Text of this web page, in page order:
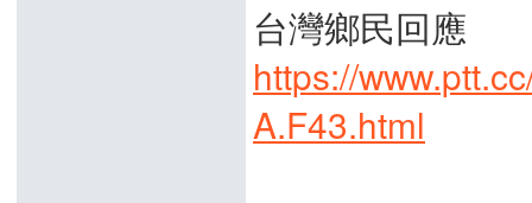
台灣鄉民回應
https://
A.F43.html